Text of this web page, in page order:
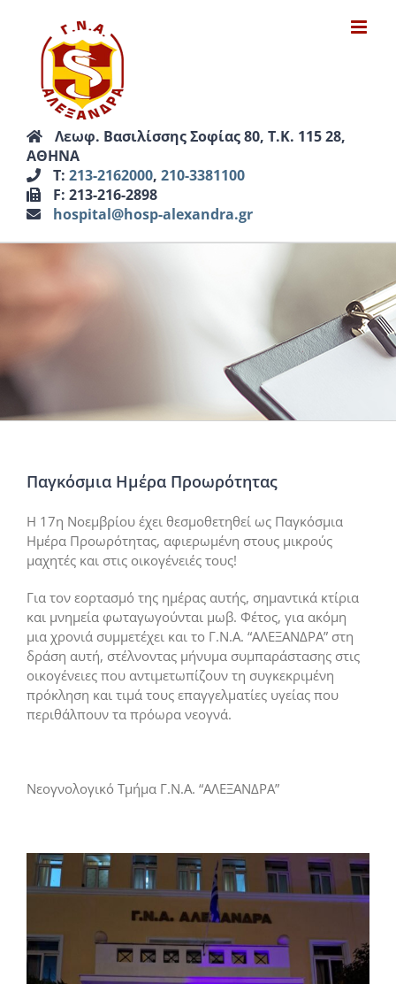
περιεχόμενο
Λεωφ. Βασιλίσσης Σοφίας 80, Τ.Κ. 115 28,
ΑΘΗΝΑ
Τ: 213-2162000, 210-3381100
F: 213-216-2898
hospital@hosp-alexandra.gr
Παγκόσμια Ημέρα Προωρότητας
Η 17η Νοεμβρίου έχει θεσμοθετηθεί ως Παγκόσμια
Ημέρα Προωρότητας, αφιερωμένη στους μικρούς
μαχητές και στις οικογένειές τους!
Για τον εορτασμό της ημέρας αυτής, σημαντικά κτίρια
και μνημεία φωταγωγούνται μωβ. Φέτος, για ακόμη
μια χρονιά συμμετέχει και το Γ.Ν.Α. “ΑΛΕΞΑΝΔΡΑ” στη
δράση αυτή, στέλνοντας μήνυμα συμπαράστασης στις
οικογένειες που αντιμετωπίζουν τη συγκεκριμένη
πρόκληση και τιμά τους επαγγελματίες υγείας που
περιθάλπουν τα πρόωρα νεογνά.
Νεογνολογικό Τμήμα Γ.Ν.Α. “ΑΛΕΞΑΝΔΡΑ”